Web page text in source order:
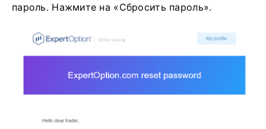
пароль. Нажмите на «Сбросить пароль».